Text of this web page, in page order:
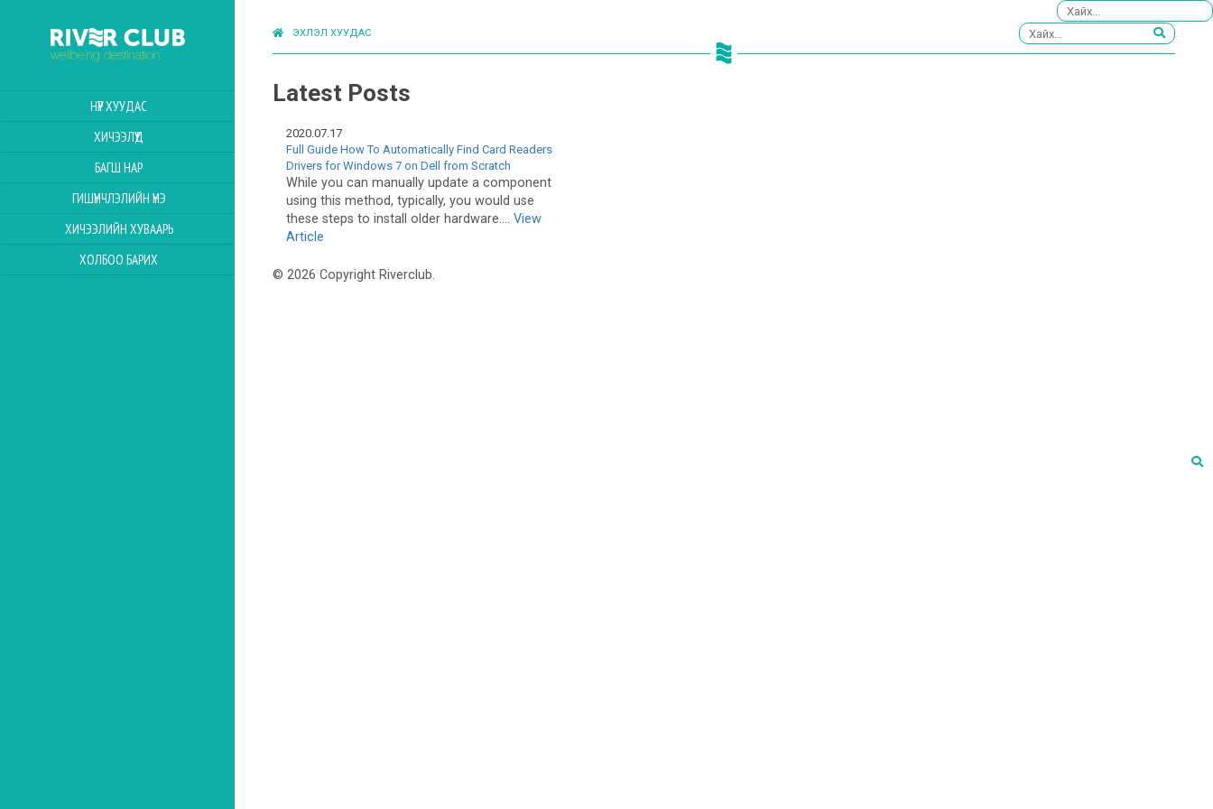
НҮҮР ХУУДАС
ХИЧЭЭЛҮҮД
БАГШ НАР
ГИШҮҮНЧЛЭЛИЙН ҮНЭ
ХИЧЭЭЛИЙН ХУВААРЬ
ХОЛБОО БАРИХ
ЭХЛЭЛ ХУУДАС
Latest Posts
2020.07.17
Full Guide How To Automatically Find Card Readers
Drivers for Windows 7 on Dell from Scratch
While you can manually update a component
using this method, typically, you would use
these steps to install older hardware.... View
Article
© 2026 Copyright Riverclub.